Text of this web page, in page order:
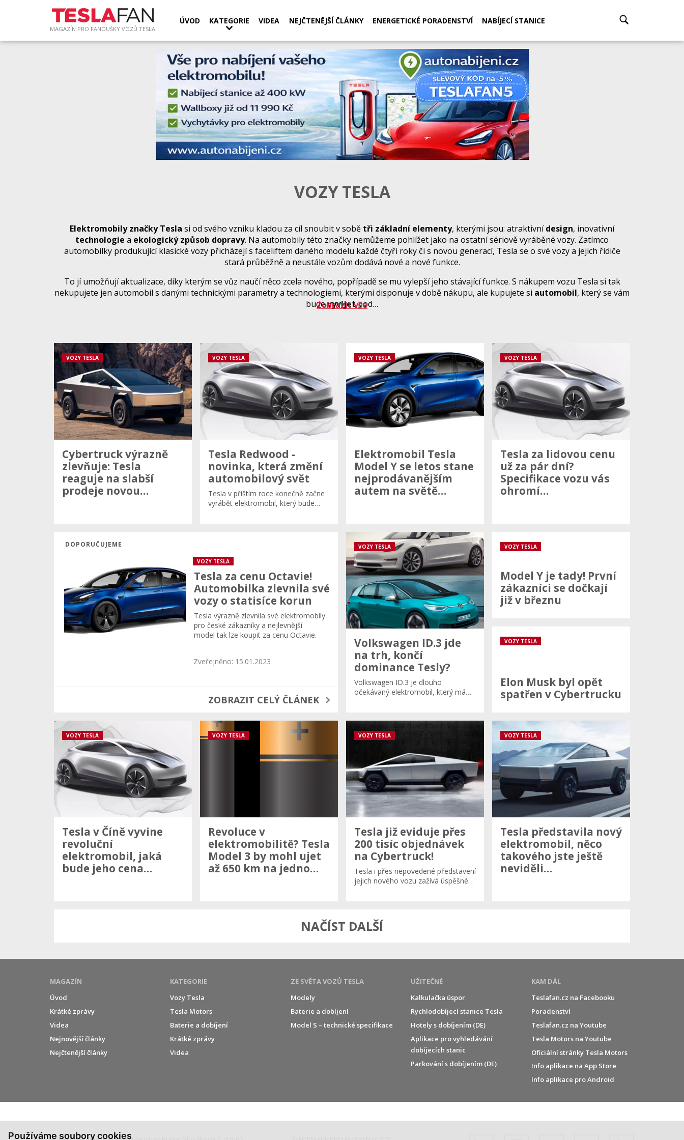
Používáme soubory cookies
MAGAZÍN PRO FANOUŠKY VOZŮ TESLA
ÚVOD KATEGORIE VIDEA NEJČTENĚJŠÍ ČLÁNKY ENERGETICKÉ PORADENSTVÍ NABÍJECÍ STANICE
VOZY TESLA
Elektromobily značky Tesla si od svého vzniku kladou za cíl snoubit v sobě tři základní elementy, kterými jsou: atraktivnídesign, inovativní
technologie a ekologický způsob dopravy. Na automobily této značky nemůžeme pohlížet jako na ostatní sériově vyráběné vozy. Zatímco
automobilky produkující klasické vozy přicházejí s faceliftem daného modelu každé čtyři roky či s novou generací, Tesla se o své vozy a jejich řidiče
stará průběžně a neustále vozům dodává nové a nové funkce.
To jí umožňují aktualizace, díky kterým se vůz naučí něco zcela nového, popřípadě se mu vylepší jeho stávající funkce. S nákupem vozu Tesla si tak
nekupujete jen automobil s danými technickými parametry a technologiemi, kterými disponuje v době nákupu, ale kupujete si automobil, který se vám
budevyvíjetpod…
Zobrazit vše
VOZY TESLA
Cybertruck výrazně
zlevňuje: Tesla
reaguje na slabší
prodeje novou…
VOZY TESLA
Tesla Redwood -
novinka, která změní
automobilový svět
Tesla v příštím roce konečně začne
vyrábět elektromobil, který bude…
VOZY TESLA
Elektromobil Tesla
Model Y se letos stane
nejprodávanějším
autem na světě…
VOZY TESLA
Tesla za lidovou cenu
už za pár dní?
Specifikace vozu vás
ohromí…
DOPORUČUJEME
VOZY TESLA
Zveřejněno: 15.01.2023
Tesla za cenu Octavie!
Automobilka zlevnila své
vozy o statisíce korun
Tesla výrazně zlevnila své elektromobily
pro české zákazníky a nejlevnější
model tak lze koupit za cenu Octavie.
ZOBRAZIT CELÝ ČLÁNEK
VOZY TESLA
Volkswagen ID.3 jde
na trh, končí
dominance Tesly?
Volkswagen ID.3 je dlouho
očekávaný elektromobil, který má…
VOZY TESLA
Model Y je tady! První
zákazníci se dočkají
již v březnu
VOZY TESLA
Elon Musk byl opět
spatřen v Cybertrucku
VOZY TESLA
Tesla v Číně vyvine
revoluční
elektromobil, jaká
bude jeho cena…
VOZY TESLA
Revoluce v
elektromobilitě? Tesla
Model 3 by mohl ujet
až 650 km na jedno…
VOZY TESLA
Tesla již eviduje přes
200 tisíc objednávek
na Cybertruck!
Tesla i přes nepovedené představení
jejich nového vozu zažívá úspěšné…
VOZY TESLA
Tesla představila nový
elektromobil, něco
takového jste ještě
neviděli…
NAČÍST DALŠÍ
MAGAZÍN
Úvod
Krátké zprávy
Videa
Nejnovější články
Nejčtenější články
KATEGORIE
Vozy Tesla
Tesla Motors
Baterie a dobíjení
Krátké zprávy
Videa
ZE SVĚTA VOZŮ TESLA
Modely
Baterie a dobíjení
Model S – technické specifikace
UŽITEČNÉ
Kalkulačka úspor
Rychlodobíjecí stanice Tesla
Hotely s dobíjením (DE)
Aplikace pro vyhledávání
dobíjecích stanic
Parkování s dobíjením (DE)
KAM DÁL
Teslafan.cz na Facebooku
Poradenství
Teslafan.cz na Youtube
Tesla Motors na Youtube
Oficiální stránky Tesla Motors
Info aplikace na App Store
Info aplikace pro Android